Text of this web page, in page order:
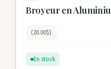
Broyeur en
(20.00$)
En stock